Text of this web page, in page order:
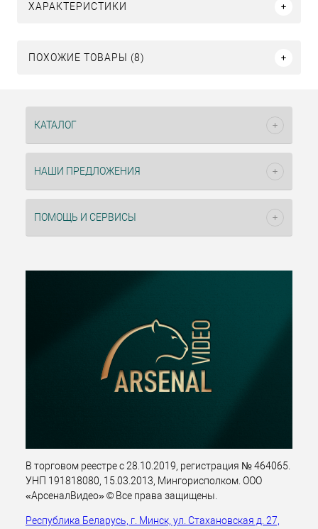
ХАРАКТЕРИСТИКИ
ПОХОЖИЕ ТОВАРЫ (8)
КАТАЛОГ
НАШИ ПРЕДЛОЖЕНИЯ
ПОМОЩЬ И СЕРВИСЫ
В торговом реестре с 28.10.2019, регистрация № 464065.
УНП 191818080, 15.03.2013, Мингорисполком. ООО
«АрсеналВидео» © Все права защищены.
Республика Беларусь, г. Минск, ул. Стахановская д. 27,